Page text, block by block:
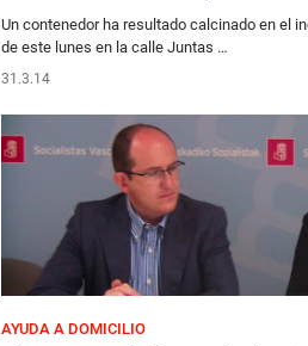
Un contenedor ha resultado calcinado en el
de este lunes en la calle Juntas …
31.3.14
AYUDA A DOMICILIO